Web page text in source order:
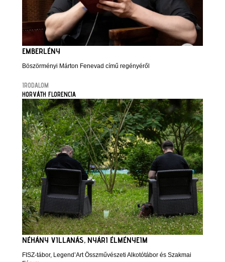
EMBERLÉNY
Böszörményi Márton Fenevad című regényéről
IRODALOM
HORVÁTH FLORENCIA
NÉHÁNY VILLANÁS, NYÁRI ÉLMÉNYEIM
FISZ-tábor, Legend’Art Összművészeti Alkotótábor és Szakmai